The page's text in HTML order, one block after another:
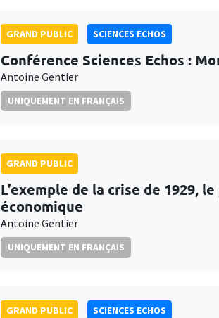
GRAND PUBLIC SCIENCES ECHOS
Conférence Sciences Echos :
Antoine Gentier
UNIQUEMENT EN FRANÇAIS
GRAND PUBLIC
L’exemple de la crise de 1929,
économique
Antoine Gentier
UNIQUEMENT EN FRANÇAIS
GRAND PUBLIC SCIENCES ECHOS